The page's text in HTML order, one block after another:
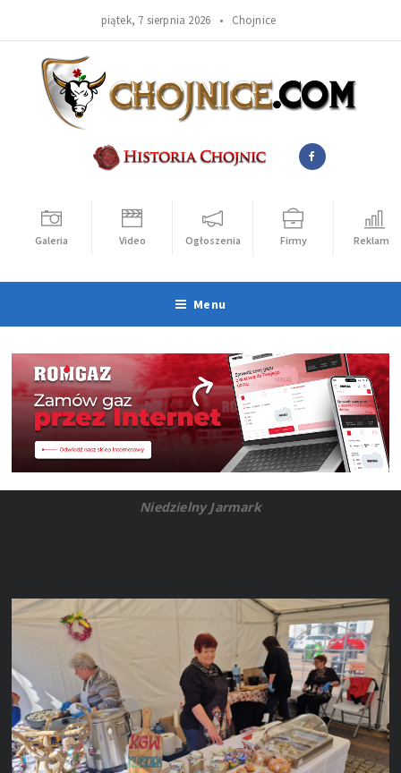
piątek, 7 sierpnia 2026 • Chojnice
Galeria Video Ogłoszenia Firmy Reklama
Menu
Niedzielny Jarmark